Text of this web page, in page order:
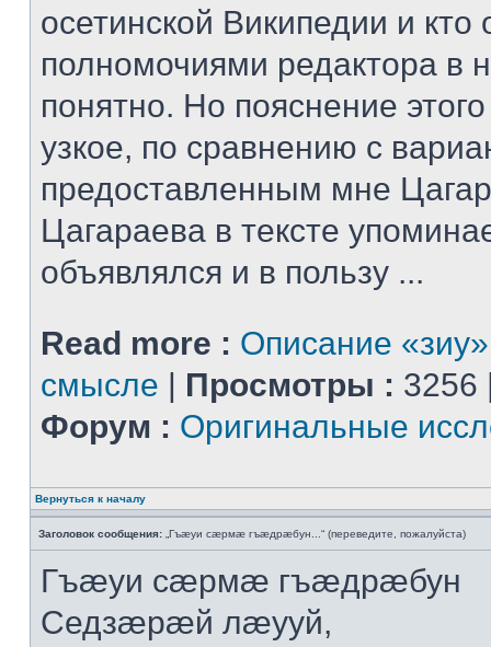
осетинской Википедии и кто
полномочиями редактора в
понятно. Но пояснение
узкое, по сравнению с
предоставленным мне
Цагараева в тексте
объявлялся и в пользу ...
Read more : Описание
смысле | Просмотры :
Форум : Оригинальные
Вернуться к началу
Заголовок сообщения: „Гъæуи сæрмæ гъæдрæбун...“ (переведите, пожалуйста)
Гъæуи сæрмæ гъæдрæбун
Седзæрæй лæууй,